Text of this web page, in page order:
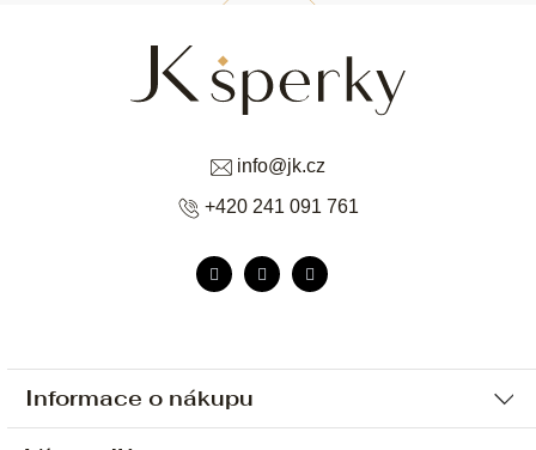
Informace o nákupu
info@jk.cz
+420 241 091 761